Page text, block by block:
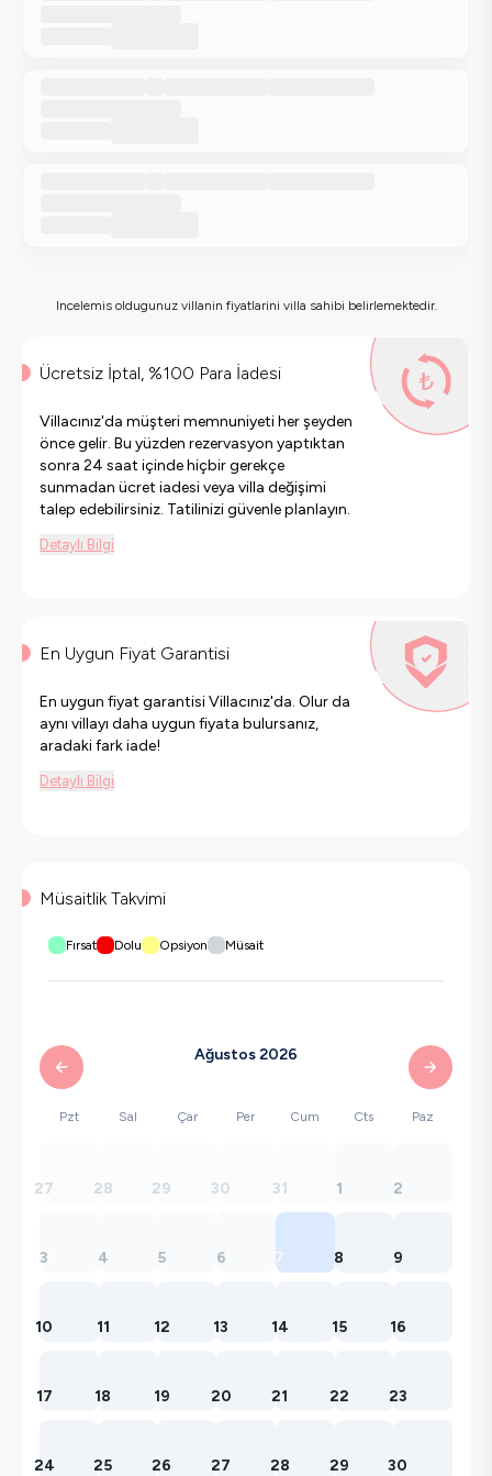
Incelemis oldugunuz villanin fiyatlarini villa sahibi belirlemektedir.
Ücretsiz İptal, %100 Para İadesi
Villacınız'da müşteri memnuniyeti her şeyden
önce gelir. Bu yüzden rezervasyon yaptıktan
sonra 24 saat içinde hiçbir gerekçe
sunmadan ücret iadesi veya villa değişimi
talep edebilirsiniz. Tatilinizi güvenle planlayın.
Detaylı Bilgi
En Uygun Fiyat Garantisi
En uygun fiyat garantisi Villacınız'da. Olur da
aynı villayı daha uygun fiyata bulursanız,
aradaki fark iade!
Detaylı Bilgi
Müsaitlik Takvimi
Fırsat Dolu Opsiyon Müsait
Ağustos 2026
Pzt Sal Çar Per Cum Cts Paz
27 28 29 30 31 1 2
3 4 5 6 7 8 9
10 11 12 13 14 15 16
17 18 19 20 21 22 23
24 25 26 27 28 29 30